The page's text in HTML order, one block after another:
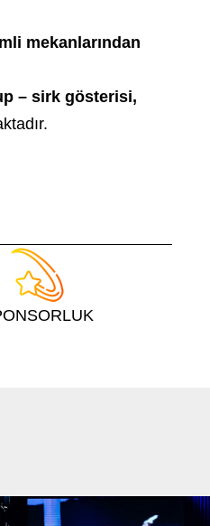
mekanlarından
– sirk gösterisi,